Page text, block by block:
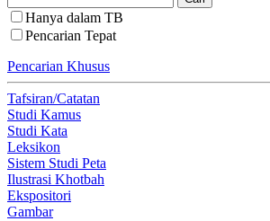
Hanya dalam TB
Pencarian Tepat
Pencarian Khusus
Tafsiran/Catatan
Studi Kamus
Studi Kata
Leksikon
Sistem Studi Peta
Ilustrasi Khotbah
Ekspositori
Gambar